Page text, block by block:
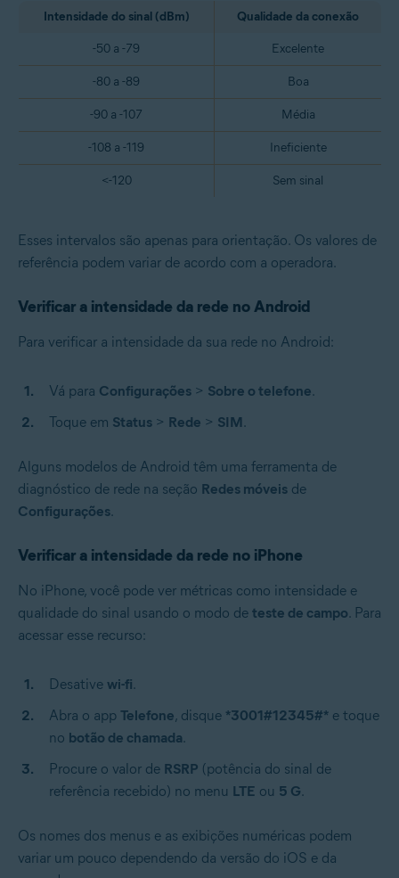
Intensidade do sinal (dBm) Qualidade da conexão
-50 a -79 Excelente
-80 a -89 Boa
-90 a -107 Média
-108 a -119 Ineficiente
<-120 Sem sinal
Esses intervalos são apenas para orientação. Os valores de
referência podem variar de acordo com a operadora.
Verificar a intensidade da rede no Android
Para verificar a intensidade da sua rede no Android:
Vá para Configurações > Sobre o telefone.
Toque em Status > Rede > SIM .
Alguns modelos de Android têm uma ferramenta de
diagnóstico de rede na seção Redes móveis de
Configurações.
Verificar a intensidade da rede no iPhone
No iPhone, você pode ver métricas como intensidade e
qualidade do sinal usando o modo de teste de campo. Para
acessar esse recurso:
Desative wi-fi.
Abra o app Telefone, disque *3001#12345#* e toque
no botão de chamada.
Procure o valor de RSRP (potência do sinal de
referência recebido) no menu LTE ou 5 G.
Os nomes dos menus e as exibições numéricas podem
variar um pouco dependendo da versão do iOS e da